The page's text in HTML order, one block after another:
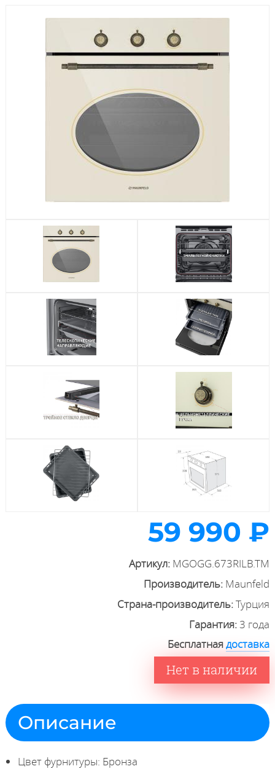
Стиральные машины
Холодильники
59 990 ₽
Артикул: MGOGG.673RILB.TM
Производитель: Maunfeld
Страна-производитель:Турция
Гарантия:3 года
Бесплатнаядоставка
Нет в наличии
Описание
Цвет фурнитуры: Бронза